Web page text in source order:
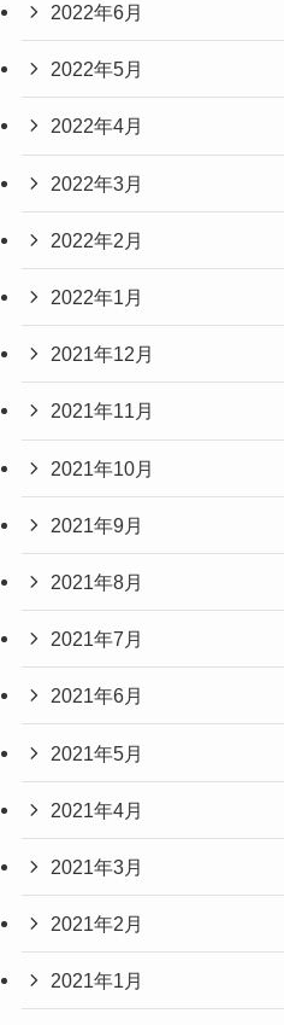
2022年6月
2022年5月
2022年4月
2022年3月
2022年2月
2022年1月
2021年12月
2021年11月
2021年10月
2021年9月
2021年8月
2021年7月
2021年6月
2021年5月
2021年4月
2021年3月
2021年2月
2021年1月